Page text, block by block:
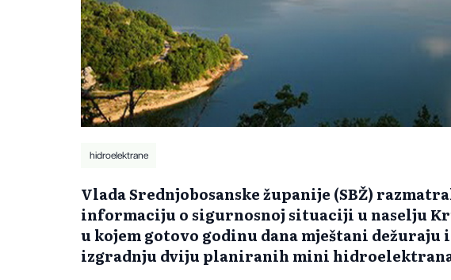
hidroelektrane
Vlada Srednjobosanske županije (SBŽ)
informaciju o sigurnosnoj situaciji u naselju
u kojem gotovo godinu dana mještani dežuraju
izgradnju dviju planiranih mini